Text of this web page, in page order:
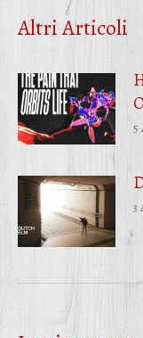
Altri Articoli
5
3